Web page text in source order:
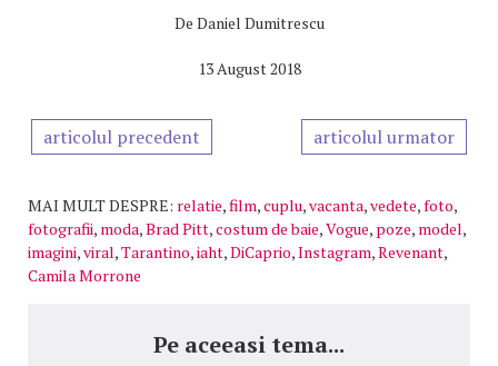
De Daniel Dumitrescu
13 August 2018
articolul precedent articolul urmator
MAI MULT DESPRE: relatie,film,cuplu,vacanta,vedete,foto,
fotografii, moda,Brad Pitt,costum de baie,Vogue, poze, model,
imagini,viral,Tarantino,iaht,DiCaprio,Instagram,Revenant,
Camila Morrone
Pe aceeasi tema...